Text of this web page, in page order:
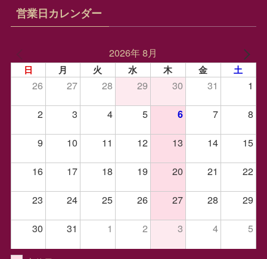
営業日カレンダー
2026年 8月
日 月 火 水 木 金 土
26 27 28 29 30 31
1
2
3 4 5 6 7
8
9
10 11 12 13 14
15
16
17 18 19 20 21
22
23
24 25 26 27 28
29
30
31 1 2 3 4 5